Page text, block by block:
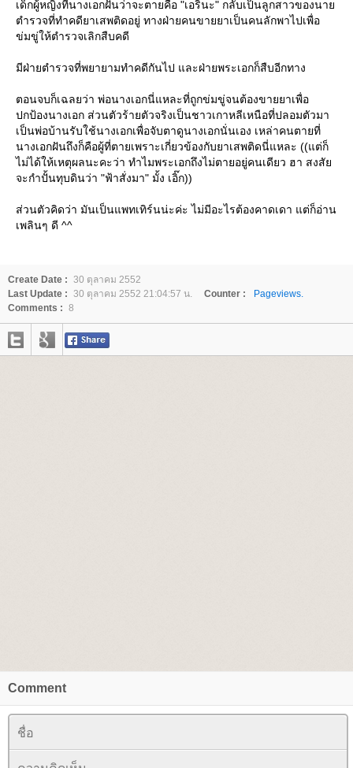
เด็กผู้หญิงที่นางเอกฝันว่าจะตายคือ "เอรินะ" กลับเป็นลูกสาวของนา
ตำรวจที่ทำคดียาเสพติดอยู่ ทางฝ่ายคนขายยาเป็นคนลักพาไปเพื่อ
ข่มขู่ให้ตำรวจเลิกสืบคดี
มีฝ่ายตำรวจที่พยายามทำคดีกันไป และฝ่ายพระเอกก็สืบอีกทาง
ตอนจบก็เฉลยว่า พ่อนางเอกนี่แหละที่ถูกข่มขู่จนต้องขายยาเพื่อ
ปกป้องนางเอก ส่วนตัวร้ายตัวจริงเป็นชาวเกาหลีเหนือที่ปลอมตัวมา
เป็นพ่อบ้านรับใช้นางเอกเพื่อจับตาดูนางเอกนั่นเอง เหล่าคนตายที่
นางเอกฝันถึงก็คือผู้ที่ตายเพราะเกี่ยวข้องกับยาเสพติดนี่แหละ ((แต่ก็
ไม่ได้ให้เหตุผลนะคะว่า ทำไมพระเอกถึงไม่ตายอยู่คนเดียว ฮา สงสั
จะกำปั้นทุบดินว่า "ฟ้าสั่งมา" มั้ง เอิ๊ก))
ส่วนตัวคิดว่า มันเป็นแพทเทิร์นน่ะค่ะ ไม่มีอะไรต้องคาดเดา แต่ก็อ่าน
เพลินๆ ดี ^^
Create Date : 30 ตุลาคม 2552
Last Update : 30 ตุลาคม 2552 21:04:57 น. Counter :
Pageviews.
Comments : 8
Comment